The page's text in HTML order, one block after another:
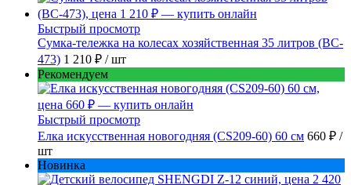
Быстрый просмотр
Сумка-тележка на колесах хозяйственная 35 литров (BC-
473) 1 210 ₽ / шт
Рекомендуем
Быстрый просмотр
Елка искусственная новогодняя (CS209-60) 60 см 660 ₽ /
шт
Новинка